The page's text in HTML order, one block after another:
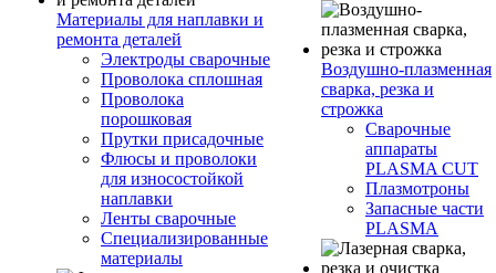
Материалы для наплавки и
ремонта деталей
Электроды сварочные
Проволока сплошная
Проволока
порошковая
Прутки присадочные
Флюсы и проволоки
для износостойкой
наплавки
Ленты сварочные
Специализированные
материалы
Воздушно-плазменная
сварка, резка и
строжка
Сварочные
аппараты
PLASMA CUT
Плазмотроны
Запасные части
PLASMA